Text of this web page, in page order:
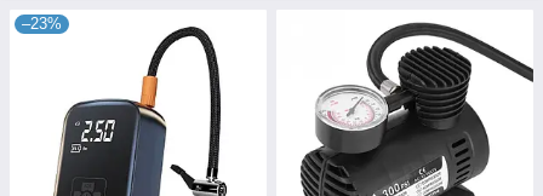
–23%